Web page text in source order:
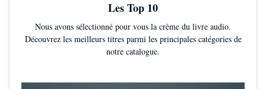
Les Top 10
Nous avons sélectionné pour vous la crème du livre audio.
Découvrez les meilleurs titres parmi les principales catégories de
notre catalogue.